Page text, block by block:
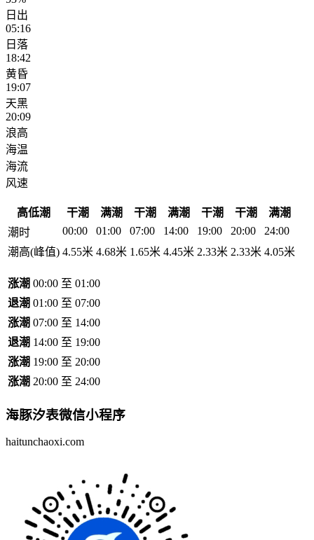
日出
05:16
日落
18:42
黄昏
19:07
天黑
20:09
浪高
海温
海流
风速
高低潮 干潮 满潮 干潮 满潮 干潮 干潮
满潮
潮时
00:00 01:00 07:00 14:00 19:00 20:00
24:00
潮高(峰值) 4.55米 4.68米 1.65米 4.45米 2.33米 2.33米 4.05米
涨潮 00:00 至 01:00
退潮 01:00 至 07:00
涨潮 07:00 至 14:00
退潮 14:00 至 19:00
涨潮 19:00 至 20:00
涨潮 20:00 至 24:00
海豚汐表微信小程序
haitunchaoxi.com